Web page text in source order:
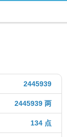
2445939
2445939 两
134 点